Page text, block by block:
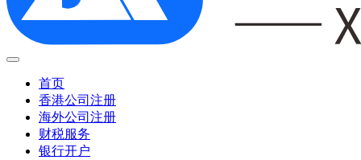
首页
香港公司注册
海外公司注册
财税服务
银行开户